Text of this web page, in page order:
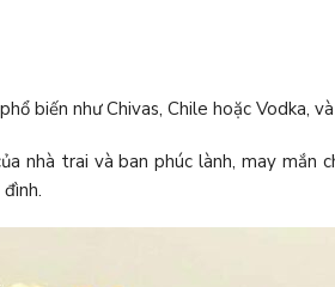
biến như Chivas, Chile hoặc Vodka,
trai và ban phúc lành, may mắn